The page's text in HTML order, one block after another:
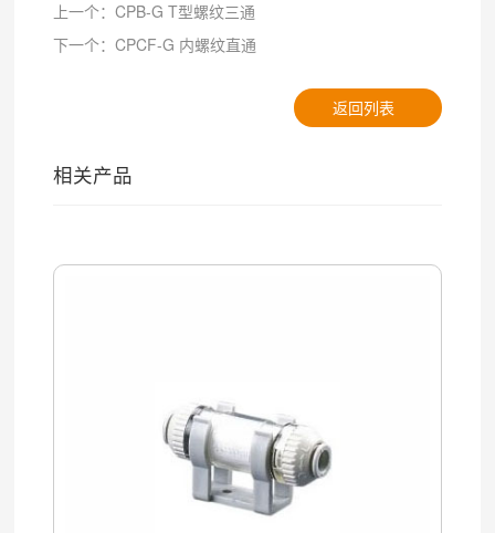
上一个：CPB-G T型螺纹三通
下一个：CPCF-G 内螺纹直通
返回列表
相关产品